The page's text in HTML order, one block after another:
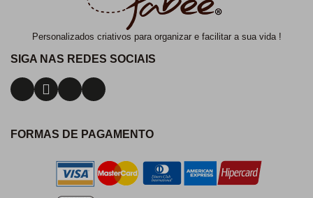
Personalizados criativos para organizar e facilitar a sua vida !
SIGA NAS REDES SOCIAIS
FORMAS DE PAGAMENTO